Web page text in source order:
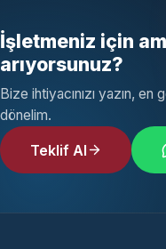
İşletmeniz için
arıyorsunuz?
Bize ihtiyacınızı yazın,
dönelim.
Teklif Al